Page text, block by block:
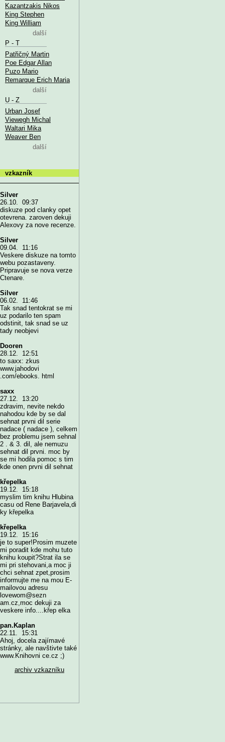
Kazantzakis Nikos
King Stephen
King William
další
P - T
Patřičný Martin
Poe Edgar Allan
Puzo Mario
Remarque Erich Maria
další
U - Z
Urban Josef
Viewegh Michal
Waltari Mika
Weaver Ben
další
vzkazník
Silver
26.10. 09:37
diskuze pod clanky opet
otevrena. zaroven dekuji
Alexovy za nove recenze.
Silver
09.04. 11:16
Veskere diskuze na tomto
webu pozastaveny.
Pripravuje se nova verze
Ctenare.
Silver
06.02. 11:46
Tak snad tentokrat se mi
uz podarilo ten spam
odstinit, tak snad se uz
tady neobjevi
Dooren
28.12. 12:51
to saxx: zkus
www.jahodovi
.com/ebooks. html
saxx
27.12. 13:20
zdravim, nevite nekdo
nahodou kde by se dal
sehnat prvni dil serie
nadace ( nadace ), celkem
bez problemu jsem sehnal
2 . & 3. dil, ale nemuzu
sehnat dil prvni. moc by
se mi hodila pomoc s tim
kde onen prvni dil sehnat
křepelka
19.12. 15:18
myslim tim knihu Hlubina
casu od Rene Barjavela,di
ky křepelka
křepelka
19.12. 15:16
je to super!Prosim muzete
mi poradit kde mohu tuto
knihu koupit?Strat ila se
mi pri stehovani,a moc ji
chci sehnat zpet,prosim
informujte me na mou E-
mailovou adresu
lovewom@sezn
am.cz,moc dekuji za
veskere info....křep elka
pan.Kaplan
22.11. 15:31
Ahoj, docela zajímavé
stránky, ale navštivte také
www.Knihovni ce.cz ;)
archiv vzkazníku